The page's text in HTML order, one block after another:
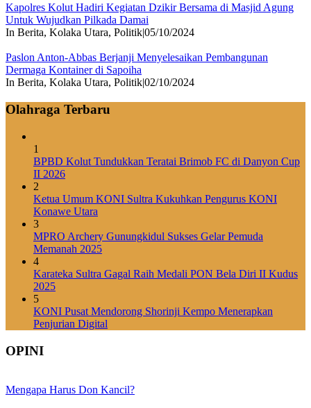
Kapolres Kolut Hadiri Kegiatan Dzikir Bersama di Masjid Agung
Untuk Wujudkan Pilkada Damai
In Berita, Kolaka Utara, Politik|05/10/2024
Paslon Anton-Abbas Berjanji Menyelesaikan Pembangunan
Dermaga Kontainer di Sapoiha
In Berita, Kolaka Utara, Politik|02/10/2024
Olahraga Terbaru
1
BPBD Kolut Tundukkan Teratai Brimob FC di Danyon Cup
II 2026
2
Ketua Umum KONI Sultra Kukuhkan Pengurus KONI
Konawe Utara
3
MPRO Archery Gunungkidul Sukses Gelar Pemuda
Memanah 2025
4
Karateka Sultra Gagal Raih Medali PON Bela Diri II Kudus
2025
5
KONI Pusat Mendorong Shorinji Kempo Menerapkan
Penjurian Digital
OPINI
Mengapa Harus Don Kancil?